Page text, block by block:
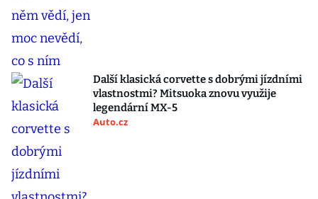
Další klasická corvette s dobrými jízdními
vlastnostmi? Mitsuoka znovu využije
legendární MX-5
Auto.cz